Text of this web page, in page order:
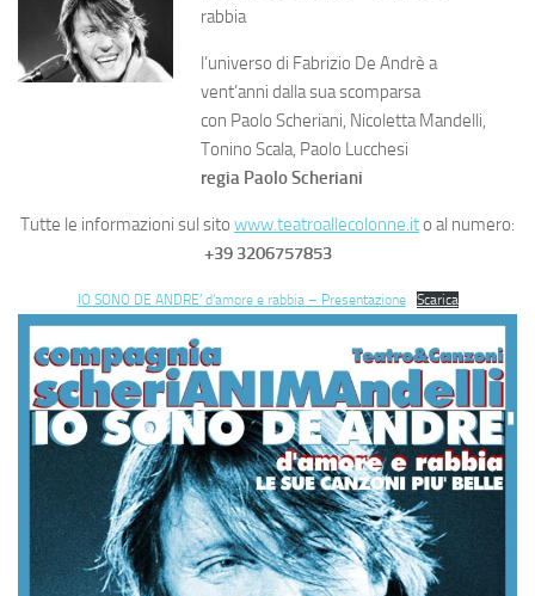
rabbia
l’universo di Fabrizio De Andrè a
vent’anni dalla sua scomparsa
con Paolo Scheriani, Nicoletta Mandelli,
Tonino Scala, Paolo Lucchesi
regia Paolo Scheriani
Tutte le informazioni sul sito www.teatroallecolonne.ito al numero:
+39 3206757853
IO SONO DE ANDRE’ d’amore e rabbia – Presentazione Scarica